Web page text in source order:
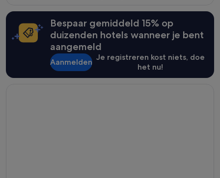
en The Linq bevinden zich vlakbij.
Bespaar gemiddeld 15% op
duizenden hotels wanneer je bent
aangemeld
Aanmelden
Je registreren kost niets, doe
het nu!